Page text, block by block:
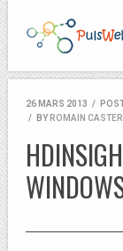
26 MARS 2013 /
/
BY ROMAIN